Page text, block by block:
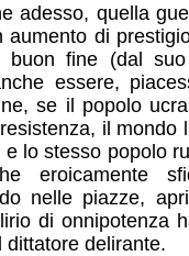
adesso, quella
aumento di
buon fine (dal
essere,
se il popolo
il mondo
e lo stesso popolo
eroicamente
nelle piazze,
di onnipotenza
dittatore delirante.